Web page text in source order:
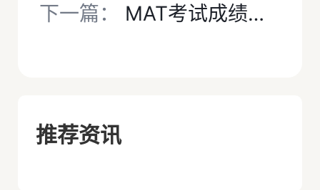
下一篇： MAT考试成绩认可度高吗？MAT考试暑期有辅导班吗？
推荐资讯